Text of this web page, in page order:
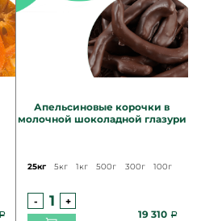
Апельсиновые корочки в
молочной шоколадной глазури
25кг 5кг 1кг 500г 300г 100г
-
+
19 310